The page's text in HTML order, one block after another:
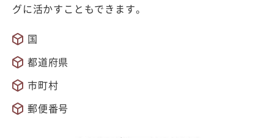
グに活かすこともできます。
国
都道府県
市町村
郵便番号